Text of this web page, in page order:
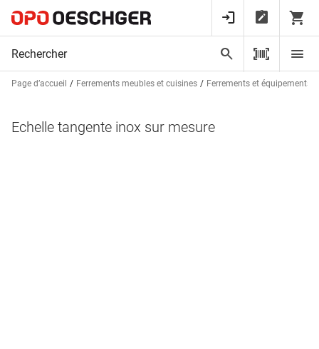
Page d’accueil Ferrements meubles et cuisines Ferrements et équipements
Echelle tangente inox sur mesure